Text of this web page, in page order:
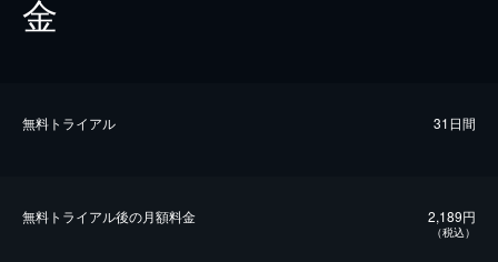
金
無料トライアル 31日間
無料トライアル後の⽉額料金 2,189円
（税込）